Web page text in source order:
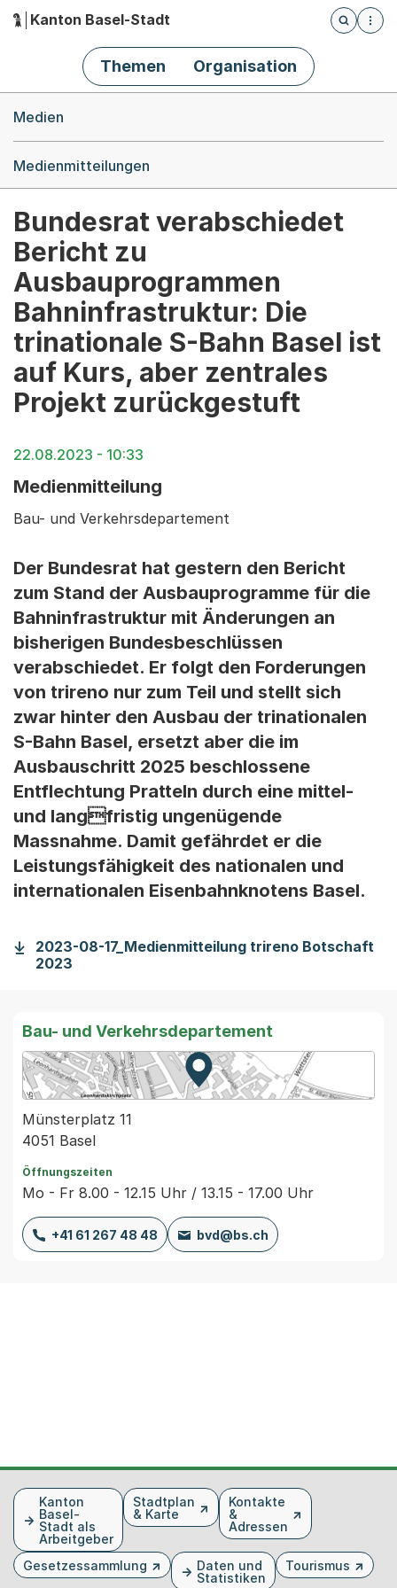
Hauptnavigation
Kanton Basel-Stadt
Öffnet
Themen Organisation
Medien
Medienmitteilungen
Bundesrat verabschiedet
Bericht zu
Ausbauprogrammen
Bahninfrastruktur: Die
trinationale S-Bahn Basel ist
auf Kurs, aber zentrales
Projekt zurückgestuft
22.08.2023 - 10:33
Medienmitteilung
Bau- und Verkehrsdepartement
Der Bundesrat hat gestern den Bericht
zum Stand der Ausbauprogramme für die
Bahninfrastruktur mit Änderungen an
bisherigen Bundesbeschlüssen
verabschiedet. Er folgt den Forderungen
von trireno nur zum Teil und stellt sich
zwar hinter den Ausbau der trinationalen
S-Bahn Basel, ersetzt aber die im
Ausbauschritt 2025 beschlossene
Entflechtung Pratteln durch eine mittel-
und langfristig ungenügende
Massnahme. Damit gefährdet er die
Leistungsfähigkeit des nationalen und
internationalen Eisenbahnknotens Basel.
2023-08-17_Medienmitteilung trireno Botschaft
2023
Bau- und Verkehrsdepartement
Zur Karte von MapBS.
Externer Link, wird in einem
Münsterplatz 11
4051 Basel
Öffnungszeiten
Mo - Fr 8.00 - 12.15 Uhr / 13.15 - 17.00 Uhr
+41 61 267 48 48 bvd@bs.ch
FusszeileKanton
Basel-
Stadt als
Arbeitgeber
Stadtplan
& Karte
Kontakte
&
Adressen
Gesetzessammlung
Daten und
Statistiken
Tourismus